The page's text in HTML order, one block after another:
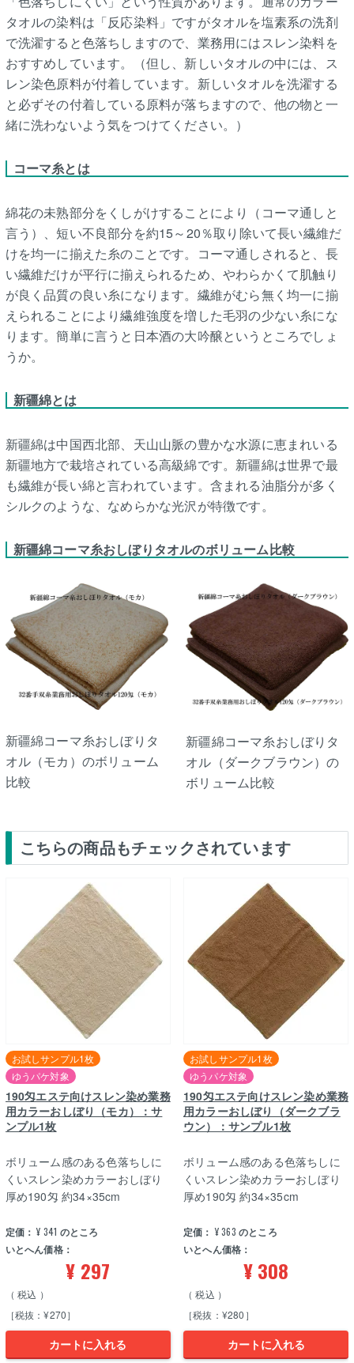
タオルの染料は「反応染料」ですがタオルを塩素系の洗剤
で洗濯すると色落ちしますので、業務用にはスレン染料を
おすすめしています。（但し、新しいタオルの中には、ス
レン染色原料が付着しています。新しいタオルを洗濯する
と必ずその付着している原料が落ちますので、他の物と一
緒に洗わないよう気をつけてください。）
コーマ糸とは
綿花の未熟部分をくしがけすることにより（コーマ通しと
言う）、短い不良部分を約15～20％取り除いて長い繊維だ
けを均一に揃えた糸のことです。コーマ通しされると、長
い繊維だけが平行に揃えられるため、やわらかくて肌触り
が良く品質の良い糸になります。繊維がむら無く均一に揃
えられることにより繊維強度を増した毛羽の少ない糸にな
ります。簡単に言うと日本酒の大吟醸というところでしょ
うか。
新疆綿とは
新疆綿は中国西北部、天山山脈の豊かな水源に恵まれいる
新疆地方で栽培されている高級綿です。新疆綿は世界で最
も繊維が長い綿と言われています。含まれる油脂分が多く
シルクのような、なめらかな光沢が特徴です。
新疆綿コーマ糸おしぼりタオルのボリューム比較
新疆綿コーマ糸おしぼりタ
オル（モカ）のボリューム
比較
新疆綿コーマ糸おしぼりタ
オル（ダークブラウン）の
ボリューム比較
こちらの商品もチェックされています
190匁エステ向けスレン染め業務
用カラーおしぼり（モカ）：サ
ンプル1枚
お試しサンプル1枚
ゆうパケ対象
定価： ¥ 341 のところ
いとへん価格：
¥ 297
税込
［税抜：¥270］
ボリューム感のある色落ちしに
くいスレン染めカラーおしぼり
厚め190匁 約34×35cm
カートに入れる
190匁エステ向けスレン染め業務
用カラーおしぼり（ダークブラ
ウン）：サンプル1枚
お試しサンプル1枚
ゆうパケ対象
定価： ¥363 のところ
いとへん価格：
¥308
税込
［税抜：¥280］
ボリューム感のある色落ちしに
くいスレン染めカラーおしぼり
厚め190匁 約34×35cm
カートに入れる